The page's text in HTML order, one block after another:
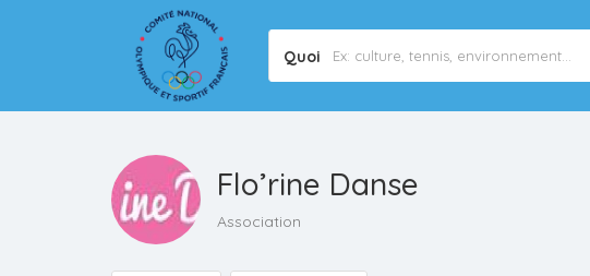
Quoi
Flo’rine Danse
Association